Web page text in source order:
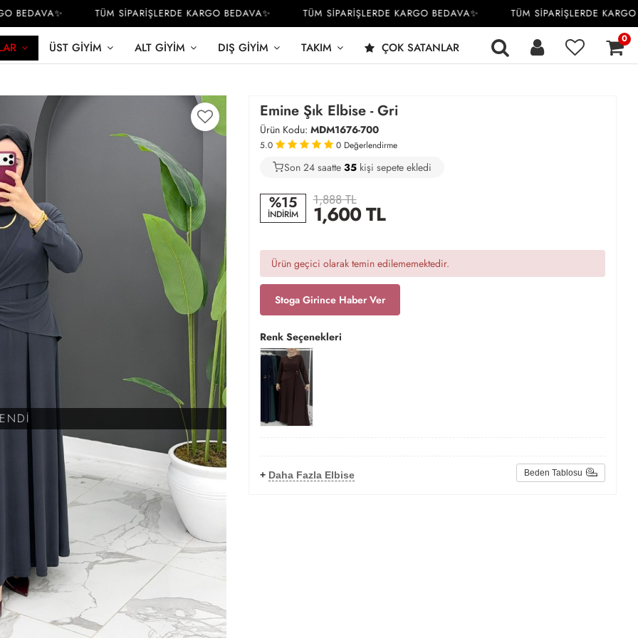
TÜM SİPARİŞLERDE KARGO BEDAVA✨ TÜM SİPARİŞLERDE KARGO BEDAVA✨ TÜM SİPARİŞLERDE KARGO
ÜST GIYIM ALT GIYIM DIŞ GIYIM TAKIM ÇOK SATANLAR
0
Emine Şık Elbise - Gri
Ürün Kodu: MDM1676-700
5.0 0 Değerlendirme
28 37
Son 24 saatte 10kişi satın aldı
%15
İNDİRİM
1,888 TL
1,600TL
Ürün geçici olarak temin edilememektedir.
Stoga Girince Haber Ver
Renk Seçenekleri
+ Daha Fazla Elbise Beden Tablosu